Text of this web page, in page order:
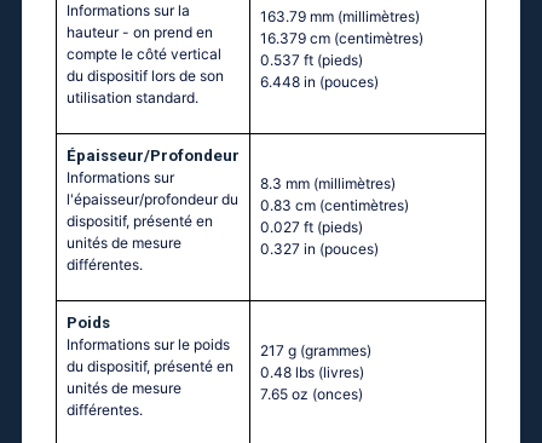
Informations sur la
hauteur - on prend en
compte le côté vertical
du dispositif lors de son
utilisation standard.
163.79 mm (millimètres)
16.379 cm (centimètres)
0.537 ft (pieds)
6.448 in (pouces)
Épaisseur/Profondeur
Informations sur
l'épaisseur/profondeur du
dispositif, présenté en
unités de mesure
différentes.
8.3 mm (millimètres)
0.83 cm (centimètres)
0.027 ft (pieds)
0.327 in (pouces)
Poids
Informations sur le poids
du dispositif, présenté en
unités de mesure
différentes.
217 g (grammes)
0.48 lbs (livres)
7.65 oz (onces)